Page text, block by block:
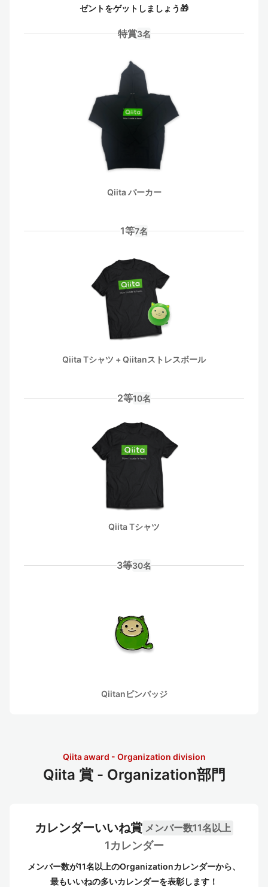
ゼントをゲットしましょう🎁
特賞3名
Qiita パーカー
1等7名
Qiita Tシャツ + Qiitanストレスボール
2等10名
Qiita Tシャツ
3等30名
Qiitanピンバッジ
Qiita award - Organization division
Qiita 賞 - Organization部門
カレンダーいいね賞 メンバー数11名以上
1カレンダー
メンバー数が11名以上のOrganizationカレンダーから、
最もいいねの多いカレンダーを表彰します！